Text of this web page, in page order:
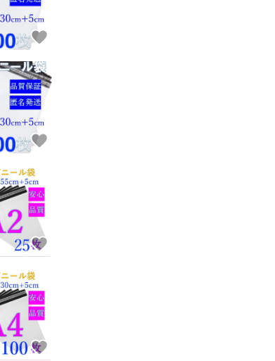
ーの実績について
たしたユーザーにバッジを付与しています
マの基準をクリアした安心・安全なユーザーです
ーはYahoo!フリマの取引を完了させた実績があります
ーは他フリマサービスでの取引実績があります
の情報をコピーします
れています
出品ページへ